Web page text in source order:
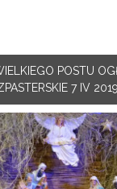
POSTU
7 IV 2019